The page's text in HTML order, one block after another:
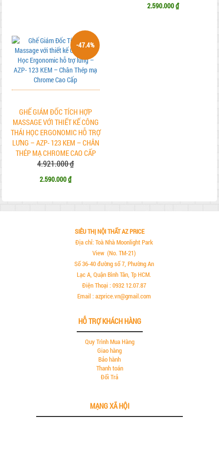
2.590.000 ₫
GHẾ GIÁM ĐỐC TÍCH HỢP
MASSAGE VỚI THIẾT KẾ CÔNG
THÁI HỌC ERGONOMIC HỖ TRỢ
LƯNG – AZP- 123 KEM – CHÂN
THÉP MẠ CHROME CAO CẤP
4.921.000 ₫
2.590.000 ₫
-47.4%
SIÊU THỊ NỘI THẤT AZ PRICE
Địa chỉ: Toà Nhà Moonlight Park
View (No. TM-21)
Số 36-40 đường số 7, Phường An
Lạc A, Quận Bình Tân, Tp HCM.
Điện Thoại : 0932 12.07.87
Email : azprice.vn@gmail.com
HỖ TRỢ KHÁCH HÀNG
Quy Trình Mua Hàng
Giao hàng
Bảo hành
Thanh toán
Đổi Trả
MẠNG XÃ HỘI